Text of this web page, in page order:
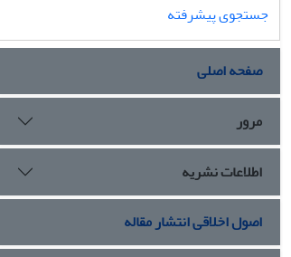
جستجوی پیشرفته
صفحه اصلی
مرور
اطلاعات نشریه
اصول اخلاقی انتشار مقاله